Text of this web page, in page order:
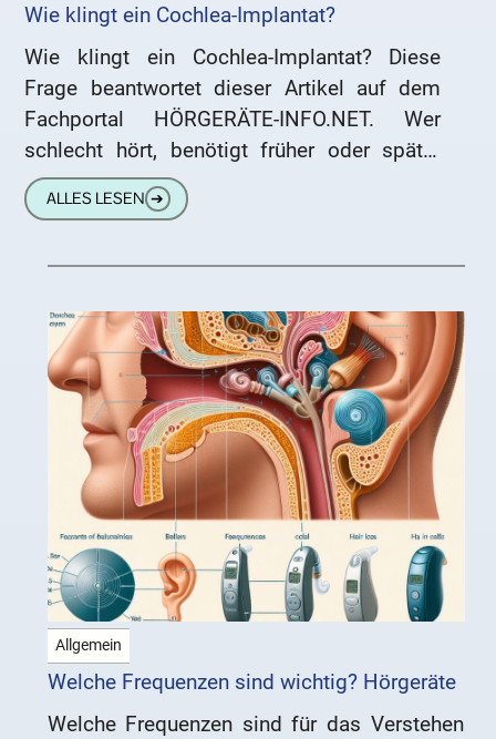
Wie klingt ein Cochlea-Implantat?
Wie klingt ein Cochlea-Implantat? Diese
Frage beantwortet dieser Artikel auf dem
Fachportal HÖRGERÄTE-INFO.NET. Wer
schlecht hört, benötigt früher oder später
höchstwahrscheinlich ein Hörgerät.
Hörgeräte verstärken den Schall und formen
ALLES LESEN ➔
Allgemein
Welche Frequenzen sind wichtig? Hörgeräte
Welche Frequenzen sind für das Verstehen